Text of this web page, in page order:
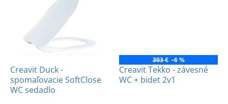
Creavit Duck -
spomaľovacie SoftClose
WC sedadlo
303 € –6 %
Creavit Tekko - závesné
WC + bidet 2v1